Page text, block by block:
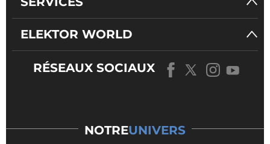
ELEKTOR WORLD
RÉSEAUX SOCIAUX
NOTREUNIVERS